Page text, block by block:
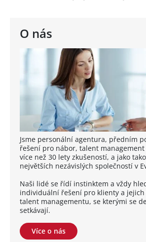
O nás
Jsme personální agentura, předním
řešení pro nábor, talent
více než 30 lety zkušeností, a jako
největších nezávislých společností v
Naši lidé se řídí instinktem a vždy
individuální řešení pro klienty a jejich
talent managementu, se kterými se
setkávají.
Více o nás